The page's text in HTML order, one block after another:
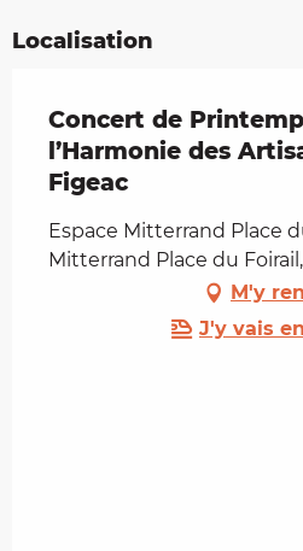
Localisation
Concert de
l’Harmonie des
Figeac
Espace Mitterrand Place
Mitterrand Place du
M'y
J'y vais